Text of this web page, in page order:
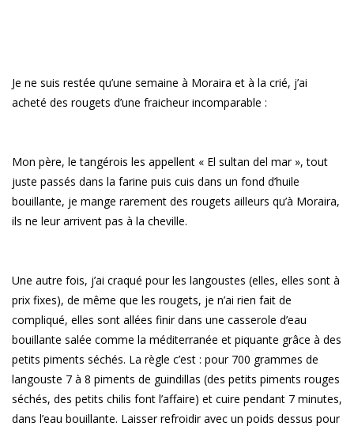
Je ne suis restée qu’une semaine à Moraira et à la crié, j’ai
acheté des rougets d’une fraicheur incomparable :
Mon père, le tangérois les appellent « El sultan del mar », tout
juste passés dans la farine puis cuis dans un fond d’huile
bouillante, je mange rarement des rougets ailleurs qu’à Moraira,
ils ne leur arrivent pas à la cheville.
Une autre fois, j’ai craqué pour les langoustes (elles, elles sont à
prix fixes), de même que les rougets, je n’ai rien fait de
compliqué, elles sont allées finir dans une casserole d’eau
bouillante salée comme la méditerranée et piquante grâce à des
petits piments séchés. La règle c’est : pour 700 grammes de
langouste 7 à 8 piments de guindillas (des petits piments rouges
séchés, des petits chilis font l’affaire) et cuire pendant 7 minutes,
dans l’eau bouillante. Laisser refroidir avec un poids dessus pour